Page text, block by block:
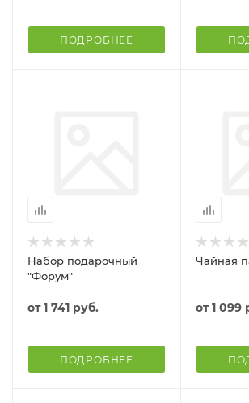
ПОДРОБНЕЕ
Набор подарочный
"Форум"
от1 741 руб.
ПОДРОБНЕЕ
Чайная
от1 099